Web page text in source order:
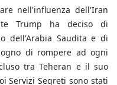
nell'influenza dell'Iran
Trump ha deciso di
dell'Arabia Saudita e di
di rompere ad ogni
tra Teheran e il suo
Servizi Segreti sono stati